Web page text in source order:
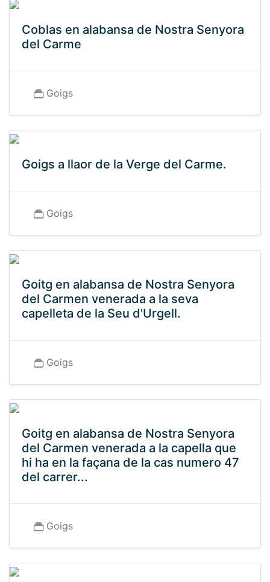
Coblas en alabansa de Nostra Senyora
del Carme
Goigs
Goigs a llaor de la Verge del Carme.
Goigs
Goitg en alabansa de Nostra Senyora
del Carmen venerada a la seva
capelleta de la Seu d'Urgell.
Goigs
Goitg en alabansa de Nostra Senyora
del Carmen venerada a la capella que
hi ha en la façana de la cas numero 47
del carrer...
Goigs